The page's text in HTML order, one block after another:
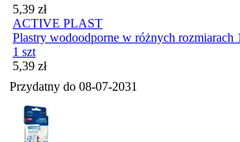
Cena
5,39 zł
ACTIVE PLAST
Plastry wodoodporne w różnych rozmiarach
1 szt
Cena
5,39 zł
Przydatny do 08-07-2031